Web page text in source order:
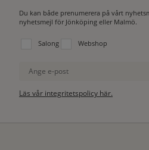
Du kan både prenumerera på vårt
nyhetsmejl för Jönköping eller Malmö.
Välj vilken lista du vill prenumerera på:
Salong Webshop
Ange e-post
Läs vår integritetspolicy här.